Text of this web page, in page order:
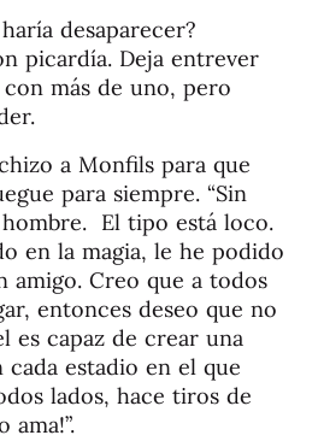
desaparecer?
picardía. Deja entrever
más de uno, pero
a Monfils para que
para siempre. “Sin
El tipo está loco.
en la magia, le he podido
amigo. Creo que a todos
entonces deseo que no
es capaz de crear una
cada estadio en el que
lados, hace tiros de
ama!”.